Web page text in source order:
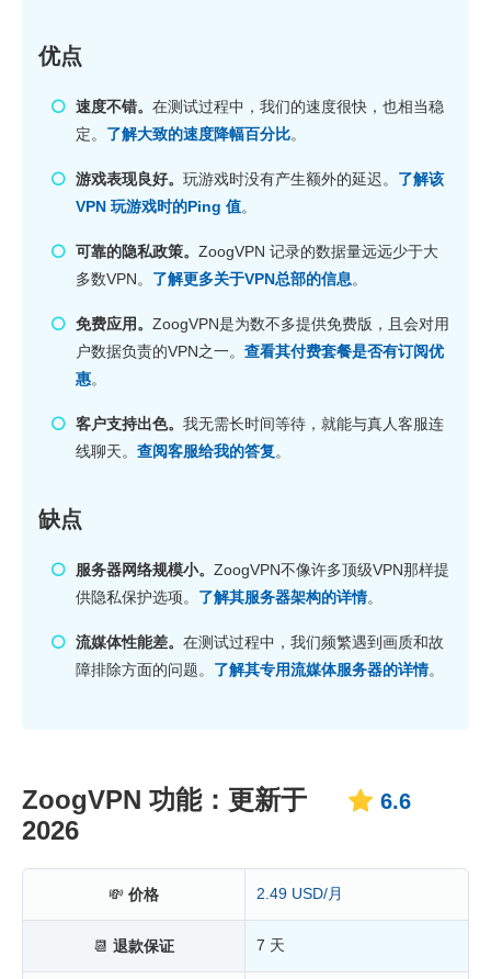
优点
速度不错。 在测试过程中，我们的速度很快，也相当稳
定。 了解大致的速度降幅百分比。
游戏表现良好。 玩游戏时没有产生额外的延迟。 了解该
VPN 玩游戏时的Ping 值。
可靠的隐私政策。 ZoogVPN 记录的数据量远远少于大
多数VPN。 了解更多关于VPN总部的信息。
免费应用。 ZoogVPN是为数不多提供免费版，且会对用
户数据负责的VPN之一。 查看其付费套餐是否有订阅优
惠。
客户支持出色。 我无需长时间等待，就能与真人客服连
线聊天。 查阅客服给我的答复。
缺点
服务器网络规模小。 ZoogVPN不像许多顶级VPN那样提
供隐私保护选项。 了解其服务器架构的详情。
流媒体性能差。 在测试过程中，我们频繁遇到画质和故
障排除方面的问题。 了解其专用流媒体服务器的详情。
ZoogVPN 功能：更新于
2026
6.6
💸 价格 2.49 USD/月
📆 退款保证 7 天